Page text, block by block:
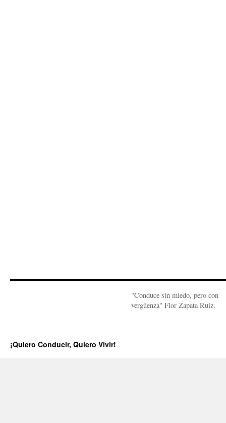
"Conduce sin miedo, pero con
vergüenza" Flor Zapata Ruiz.
¡Quiero Conducir, Quiero Vivir!